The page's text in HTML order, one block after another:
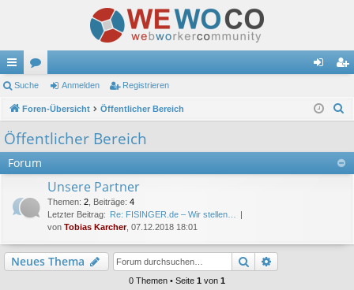
ch
ne
llz
ug
or
en m ist
re
Suche Anmelden Registrieren
Foren-Übersicht Öffentlicher Bereich
e
Öffentlicher Bereich
Forum
Unsere Partner
Themen: 2 Beiträge: 4
Letzter Beitrag: Re: FISINGER.de – Wir stellen…
von Tobias Karcher, 07.12.2018 18:01
Neues Thema Suche
0 Themen • Seite 1 von 1